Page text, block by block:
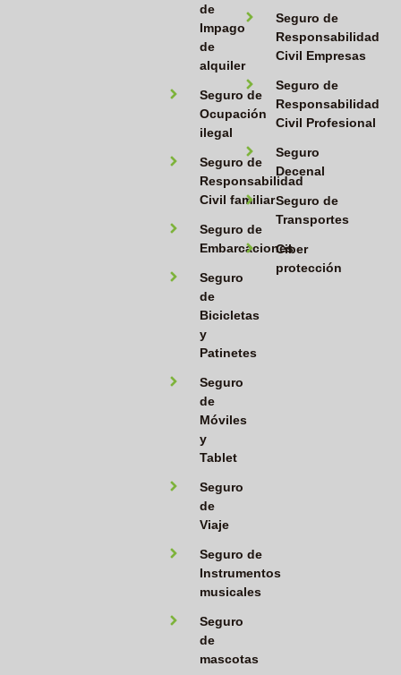
de
Impago
de
alquiler
Seguro de
Ocupación
ilegal
Seguro de
Responsabilidad
Civil familiar
Seguro de
Embarcaciones
Seguro
de
Bicicletas
y
Patinetes
Seguro
de
Móviles
y
Tablet
Seguro
de
Viaje
Seguro de
Instrumentos
musicales
Seguro
de
mascotas
Seguro de
Responsabilidad
Civil Empresas
Seguro de
Responsabilidad
Civil Profesional
Seguro
Decenal
Seguro de
Transportes
Ciber
protección